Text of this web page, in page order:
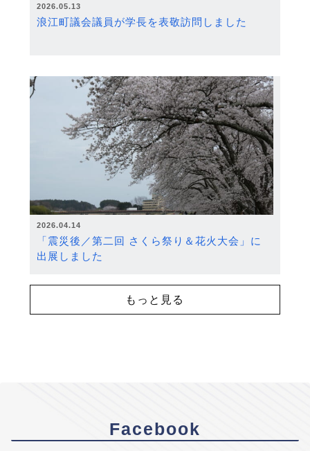
2026.05.13
浪江町議会議員が学長を表敬訪問しました
2026.04.14
「震災後／第二回 さくら祭り＆花火大会」に
出展しました
もっと見る
Facebook